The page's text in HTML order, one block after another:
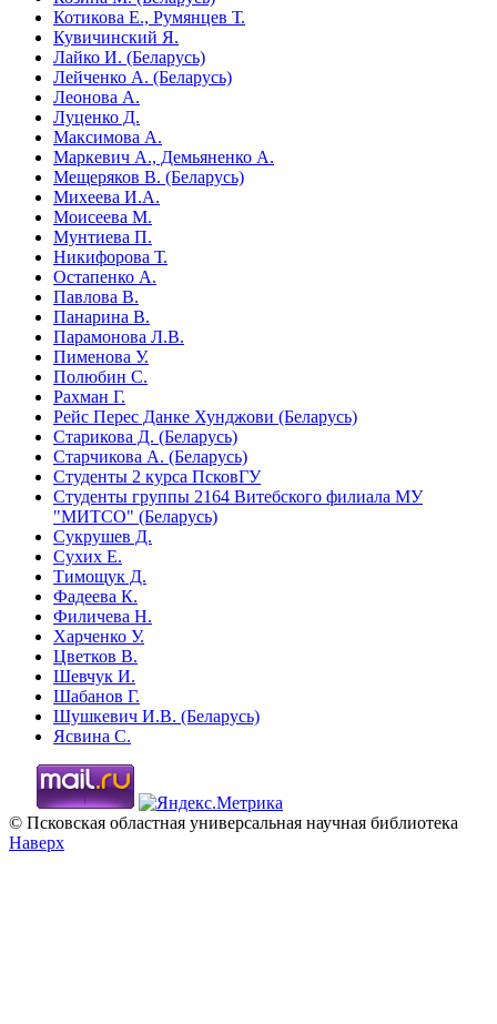
Котикова Е., Румянцев Т.
Кувичинский Я.
Лайко И. (Беларусь)
Лейченко А. (Беларусь)
Леонова А.
Луценко Д.
Максимова А.
Маркевич А., Демьяненко А.
Мещеряков В. (Беларусь)
Михеева И.А.
Моисеева М.
Мунтиева П.
Никифорова Т.
Остапенко А.
Павлова В.
Панарина В.
Парамонова Л.В.
Пименова У.
Полюбин С.
Рахман Г.
Рейс Перес Данке Хунджови (Беларусь)
Старикова Д. (Беларусь)
Старчикова А. (Беларусь)
Студенты 2 курса ПсковГУ
Студенты группы 2164 Витебского филиала МУ
"МИТСО" (Беларусь)
Сукрушев Д.
Сухих Е.
Тимощук Д.
Фадеева К.
Филичева Н.
Харченко У.
Цветков В.
Шевчук И.
Шабанов Г.
Шушкевич И.В. (Беларусь)
Ясвина С.
© Псковская областная универсальная научная библиотека
Наверх